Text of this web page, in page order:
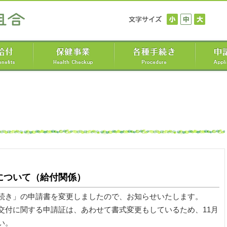
いて（給付関係）
」の申請書を変更しましたので、お知らせいたします。
に関する申請証は、あわせて書式変更もしているため、11月